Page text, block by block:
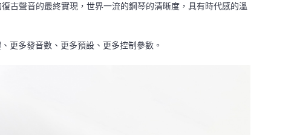
古聲音的最終實現，世界一流的鋼琴的清晰度，具有時代感的溫
更多發音數、更多預設、更多控制參數。